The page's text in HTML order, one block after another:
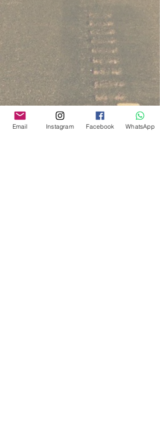
Email Instagram Facebook WhatsApp